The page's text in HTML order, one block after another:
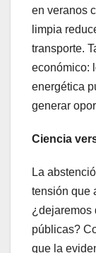
en veranos
limpia
transporte.
económico:
energética
generar
Ciencia
La
tensión que
¿dejaremos
públicas?
que la